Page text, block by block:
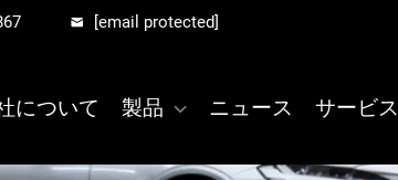
[email protected]
について 製品 ニュース サービス